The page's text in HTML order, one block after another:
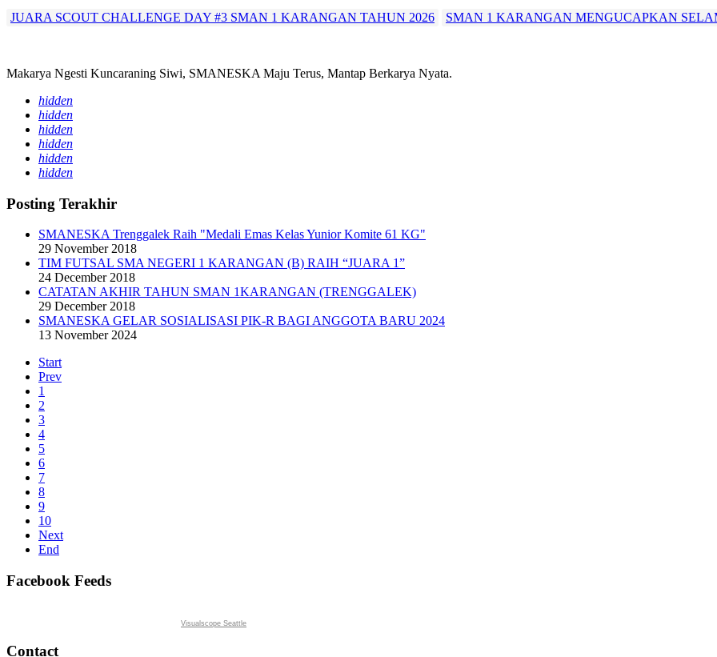
JUARA SCOUT CHALLENGE DAY #3 SMAN 1 KARANGAN TAHUN 2026 SMAN 1 KARANGAN MENGUCAPKAN
Makarya Ngesti Kuncaraning Siwi, SMANESKA Maju Terus, Mantap Berkarya Nyata.
hidden
hidden
hidden
hidden
hidden
hidden
Posting Terakhir
SMANESKA Trenggalek Raih "Medali Emas Kelas Yunior Komite 61 KG"
29 November 2018
TIM FUTSAL SMA NEGERI 1 KARANGAN (B) RAIH “JUARA 1”
24 December 2018
CATATAN AKHIR TAHUN SMAN 1KARANGAN (TRENGGALEK)
29 December 2018
SMANESKA GELAR SOSIALISASI PIK-R BAGI ANGGOTA BARU 2024
13 November 2024
Start
Prev
1
2
3
4
5
6
7
8
9
10
Next
End
Facebook Feeds
Visualscope Seattle
Contact